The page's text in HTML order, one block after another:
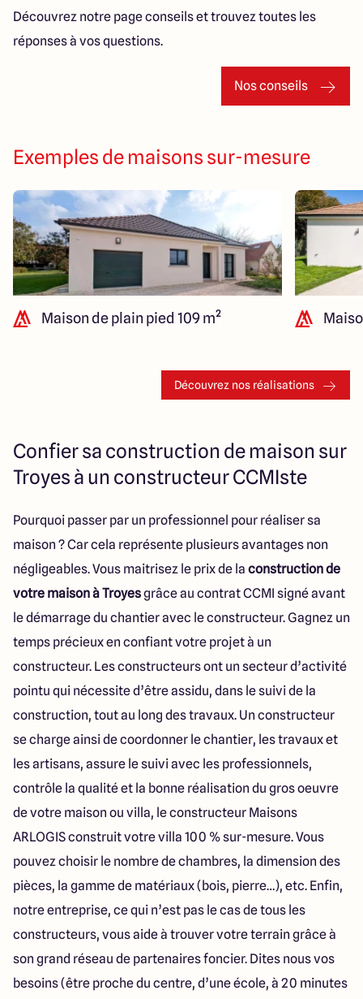
Découvrez notre page conseils et trouvez toutes les
réponses à vos questions.
Nos conseils
Exemples de maisons sur-mesure
Maison de plain pied 109 m²
Découvrez nos réalisations
Confier sa construction de maison sur
Troyes à un constructeur CCMIste
Pourquoi passer par un professionnel pour réaliser sa
maison ? Car cela représente plusieurs avantages non
négligeables. Vous maitrisez le prix de la construction de
votre maison à Troyesgrâce au contrat CCMI signé avant
le démarrage du chantier avec le constructeur. Gagnez un
temps précieux en confiant votre projet à un
constructeur. Les constructeurs ont un secteur d’activité
pointu qui nécessite d’être assidu, dans le suivi de la
construction, tout au long des travaux. Un constructeur
se charge ainsi de coordonner le chantier, les travaux et
les artisans, assure le suivi avec les professionnels,
contrôle la qualité et la bonne réalisation du gros oeuvre
de votre maison ou villa, le constructeur Maisons
ARLOGIS construit votre villa 100 % sur-mesure. Vous
pouvez choisir le nombre de chambres, la dimension des
pièces, la gamme de matériaux (bois, pierre…), etc. Enfin,
notre entreprise, ce qui n’est pas le cas de tous les
constructeurs, vous aide à trouver votre terrain grâce à
son grand réseau de partenaires foncier. Dites nous vos
besoins (être proche du centre, d’une école, à 20 minutes